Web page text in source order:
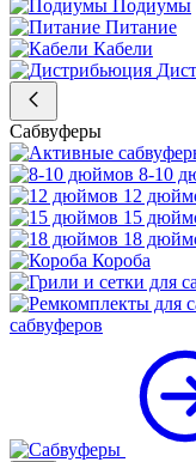
Подиумы
Питание
Кабели
Сабвуферы
8-10
12
15
18
Короба
сабвуферов